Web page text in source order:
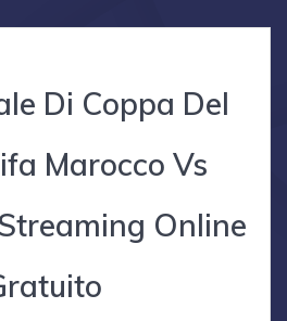
Di Coppa Del
Marocco Vs
Online